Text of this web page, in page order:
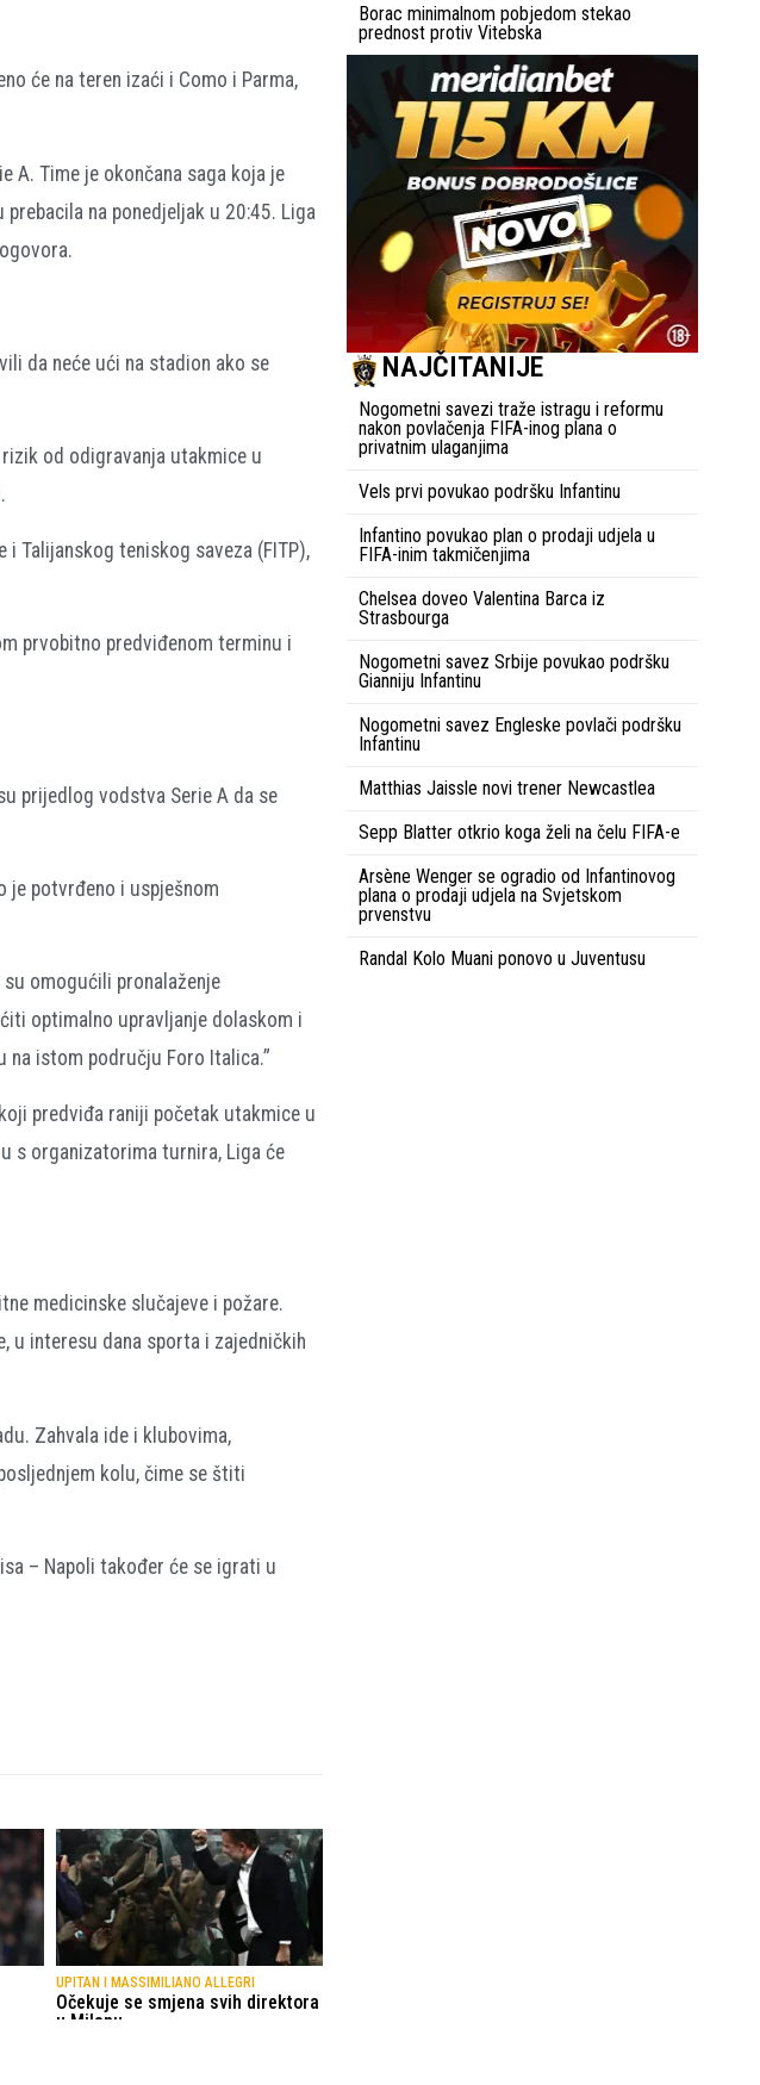
će na teren izaći i Como i Parma,
A. Time je okončana saga koja je
na ponedjeljak u 20:45. Liga
da neće ući na stadion ako se
od odigravanja utakmice u
Talijanskog teniskog saveza (FITP),
prvobitno predviđenom terminu i
prijedlog vodstva Serie A da se
je potvrđeno i uspješnom
omogućili pronalaženje
optimalno upravljanje dolaskom i
istom području Foro Italica.”
predviđa raniji početak utakmice u
s organizatorima turnira, Liga će
medicinske slučajeve i požare.
u interesu dana sporta i zajedničkih
Zahvala ide i klubovima,
kolu, čime se štiti
– Napoli također će se igrati u
UPITAN I MASSIMILIANO ALLEGRI
Očekuje se smjena svih direktora
u Milanu
Borac minimalnom pobjedom stekao
prednost protiv Vitebska
NAJČITANIJE
Nogometni savezi traže istragu i reformu
nakon povlačenja FIFA-inog plana o
privatnim ulaganjima
Vels prvi povukao podršku Infantinu
Infantino povukao plan o prodaji udjela u
FIFA-inim takmičenjima
Chelsea doveo Valentina Barca iz
Strasbourga
Nogometni savez Srbije povukao podršku
Gianniju Infantinu
Nogometni savez Engleske povlači podršku
Infantinu
Matthias Jaissle novi trener Newcastlea
Sepp Blatter otkrio koga želi na čelu FIFA-e
Arsène Wenger se ogradio od Infantinovog
plana o prodaji udjela na Svjetskom
prvenstvu
Randal Kolo Muani ponovo u Juventusu